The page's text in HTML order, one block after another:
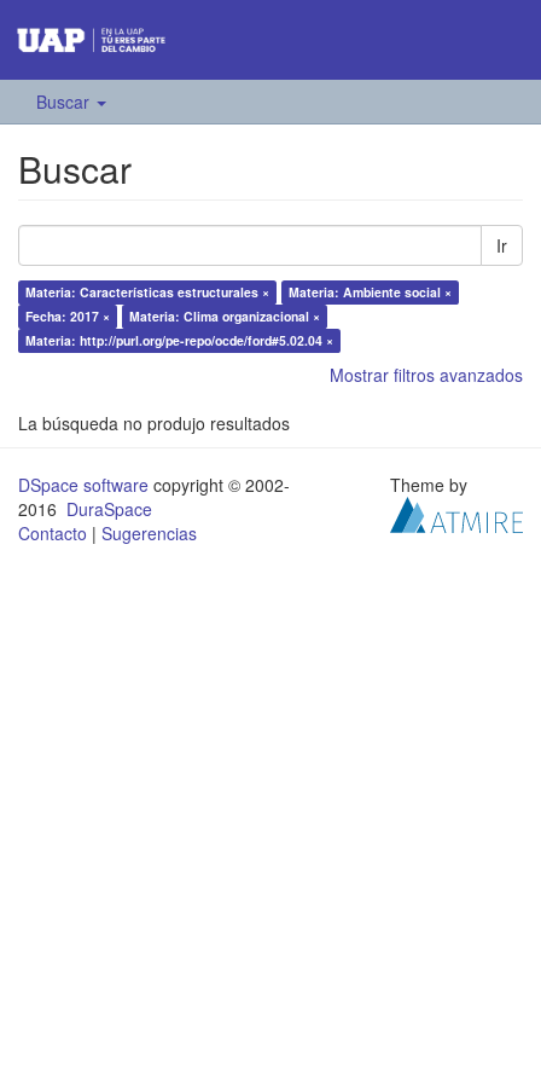
Buscar
Buscar
Ir
Materia: Características estructurales ×
Materia: Ambiente social ×
Fecha: 2017 ×
Materia: Clima organizacional ×
Materia: http://purl.org/pe-repo/ocde/ford#5.02.04 ×
Mostrar filtros avanzados
La búsqueda no produjo resultados
DSpace software copyright © 2002-
2016 DuraSpace
Contacto | Sugerencias
Theme by